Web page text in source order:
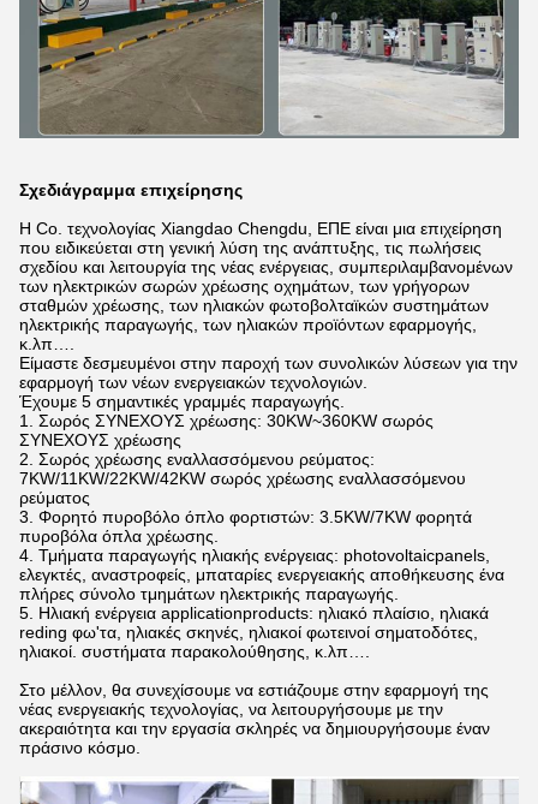
Σχεδιάγραμμα επιχείρησης
Η Co. τεχνολογίας Xiangdao Chengdu, ΕΠΕ είναι μια επιχείρηση
που ειδικεύεται στη γενική λύση της ανάπτυξης, τις πωλήσεις
σχεδίου και λειτουργία της νέας ενέργειας, συμπεριλαμβανομένων
των ηλεκτρικών σωρών χρέωσης οχημάτων, των γρήγορων
σταθμών χρέωσης, των ηλιακών φωτοβολταϊκών συστημάτων
ηλεκτρικής παραγωγής, των ηλιακών προϊόντων εφαρμογής,
κ.λπ….
Είμαστε δεσμευμένοι στην παροχή των συνολικών λύσεων για την
εφαρμογή των νέων ενεργειακών τεχνολογιών.
Έχουμε 5 σημαντικές γραμμές παραγωγής.
1. Σωρός ΣΥΝΕΧΟΥΣ χρέωσης: 30KW~360KW σωρός
ΣΥΝΕΧΟΥΣ χρέωσης
2. Σωρός χρέωσης εναλλασσόμενου ρεύματος:
7KW/11KW/22KW/42KW σωρός χρέωσης εναλλασσόμενου
ρεύματος
3. Φορητό πυροβόλο όπλο φορτιστών: 3.5KW/7KW φορητά
πυροβόλα όπλα χρέωσης.
4. Τμήματα παραγωγής ηλιακής ενέργειας: photovoltaicpanels,
ελεγκτές, αναστροφείς, μπαταρίες ενεργειακής αποθήκευσης ένα
πλήρες σύνολο τμημάτων ηλεκτρικής παραγωγής.
5. Ηλιακή ενέργεια applicationproducts: ηλιακό πλαίσιο, ηλιακά
reding φω'τα, ηλιακές σκηνές, ηλιακοί φωτεινοί σηματοδότες,
ηλιακοί. συστήματα παρακολούθησης, κ.λπ….
Στο μέλλον, θα συνεχίσουμε να εστιάζουμε στην εφαρμογή της
νέας ενεργειακής τεχνολογίας, να λειτουργήσουμε με την
ακεραιότητα και την εργασία σκληρές να δημιουργήσουμε έναν
πράσινο κόσμο.